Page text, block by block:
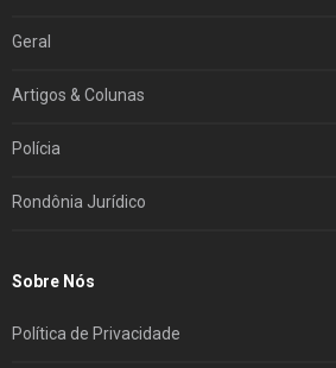
Geral
Artigos & Colunas
Polícia
Rondônia Jurídico
Sobre Nós
Política de Privacidade